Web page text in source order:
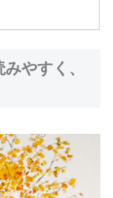
やすく、